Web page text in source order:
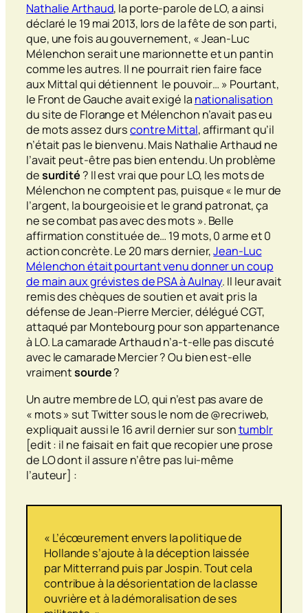
Nathalie Arthaud, la porte-parole de LO, a ainsi
déclaré le 19 mai 2013, lors de la fête de son parti,
que, une fois au gouvernement, « Jean-Luc
Mélenchon serait une marionnette et un pantin
comme les autres. Il ne pourrait rien faire face
aux Mittal qui détiennent le pouvoir… » Pourtant,
le Front de Gauche avait exigé la nationalisation
du site de Florange et Mélenchon n’avait pas eu
de mots assez durscontre Mittal, affirmant qu’il
n’était pas le bienvenu. Mais Nathalie Arthaud ne
l’avait peut-être pas bien entendu. Un problème
desurdité ? Il est vrai que pour LO, les mots de
Mélenchon ne comptent pas, puisque « le mur de
l’argent, la bourgeoisie et le grand patronat, ça
ne se combat pas avec des mots ». Belle
affirmation constituée de… 19 mots, 0 arme et 0
action concrète. Le 20 mars dernier,Jean-Luc
Mélenchon était pourtant venu donner un coup
de main aux grévistes de PSA à Aulnay. Il leur avait
remis des chèques de soutien et avait pris la
défense de Jean-Pierre Mercier, délégué CGT,
attaqué par Montebourg pour son appartenance
à LO. La camarade Arthaud n’a-t-elle pas discuté
avec le camarade Mercier ? Ou bien est-elle
vraimentsourde?
Un autre membre de LO, qui n’est pas avare de
« mots » sut Twitter sous le nom de @recriweb,
expliquait aussi le 16 avril dernier sur sontumblr
[edit : il ne faisait en fait que recopier une prose
de LO dont il assure n’être pas lui-même
l’auteur] :
« L’écœurement envers la politique de
Hollande s’ajoute à la déception laissée
par Mitterrand puis par Jospin. Tout cela
contribue à la désorientation de la classe
ouvrière et à la démoralisation de ses